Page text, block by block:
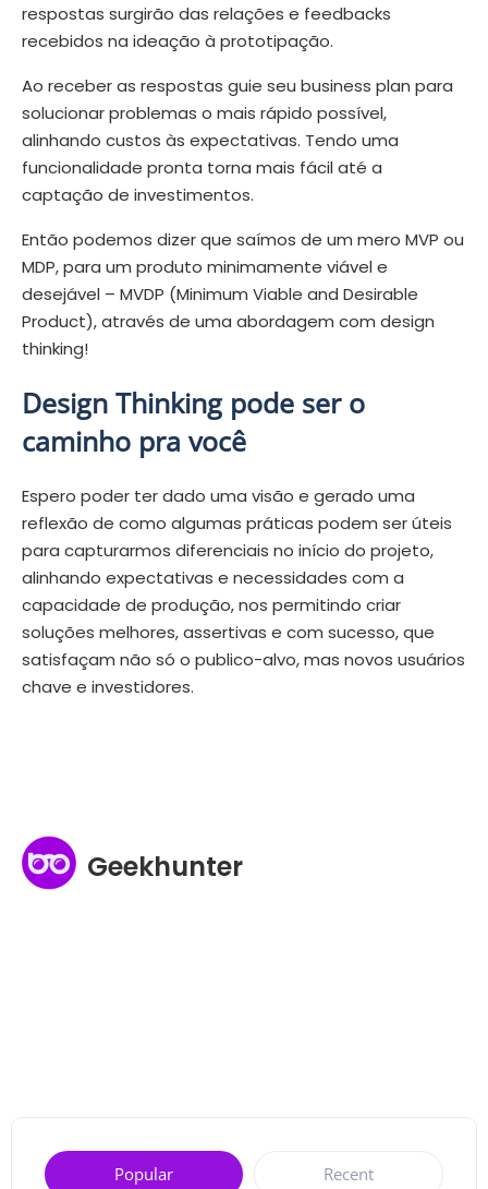
respostas surgirão das relações e feedbacks
recebidos na ideação à prototipação.
Ao receber as respostas guie seu business plan para
solucionar problemas o mais rápido possível,
alinhando custos às expectativas. Tendo uma
funcionalidade pronta torna mais fácil até a
captação de investimentos.
Então podemos dizer que saímos de um mero MVP ou
MDP, para um produto minimamente viável e
desejável – MVDP (Minimum Viable and Desirable
Product), através de uma abordagem com design
thinking!
Design Thinking pode ser o
caminho pra você
Espero poder ter dado uma visão e gerado uma
reflexão de como algumas práticas podem ser úteis
para capturarmos diferenciais no início do projeto,
alinhando expectativas e necessidades com a
capacidade de produção, nos permitindo criar
soluções melhores, assertivas e com sucesso, que
satisfaçam não só o publico-alvo, mas novos usuários
chave e investidores.
Geekhunter
Popular Recent